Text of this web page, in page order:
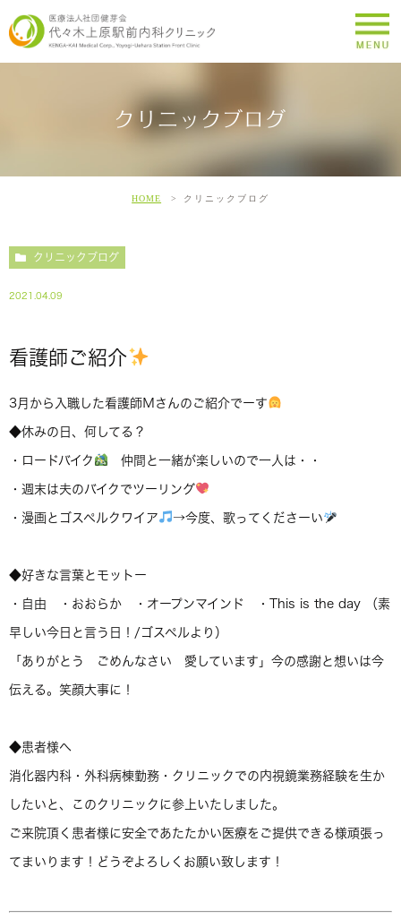
クリニックブログ
HOME クリニックブログ
クリニックブログ
2021.04.09
看護師ご紹介
3月から入職した看護師Ｍさんのご紹介でーす
◆休みの日、何してる？
・ロードバイク 仲間と一緒が楽しいので一人は・・
・週末は夫のバイクでツーリング
・漫画とゴスペルクワイア →今度、歌ってくださーい
◆好きな言葉とモットー
・自由 ・おおらか ・オープンマインド ・This is the day （素
早しい今日と言う日！/ゴスペルより）
「ありがとう ごめんなさい 愛しています」今の感謝と想いは今
伝える。笑顔大事に！
◆患者様へ
消化器内科・外科病棟勤務・クリニックでの内視鏡業務経験を生か
したいと、このクリニックに参上いたしました。
ご来院頂く患者様に安全であたたかい医療をご提供できる様頑張っ
てまいります！どうぞよろしくお願い致します！